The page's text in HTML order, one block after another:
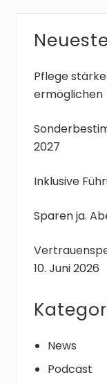
Pflege
ermöglichen
2027
Inklusive
Sparen ja.
10. Juni 2026
News
Podcast